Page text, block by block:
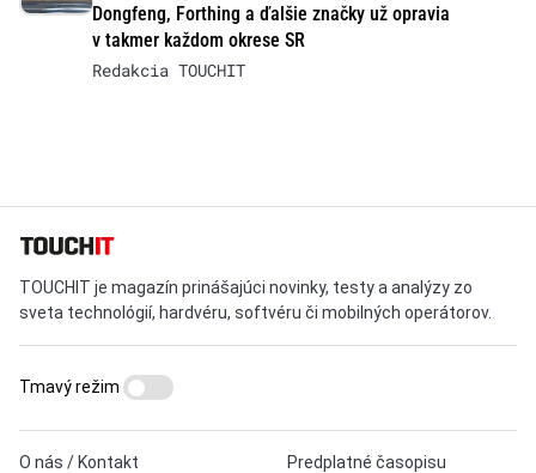
Dongfeng, Forthing a ďalšie značky už opravia
v takmer každom okrese SR
Redakcia TOUCHIT
TOUCHIT je magazín prinášajúci novinky, testy a analýzy zo
sveta technológií, hardvéru, softvéru či mobilných operátorov.
O nás / Kontakt
Predplatné časopisu
Tmavý režim